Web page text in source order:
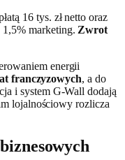
16 tys. zł netto oraz
1,5% marketing. Zwrot
energii
franczyzowych, a do
i system G‑Wall dodają
lojalnościowy rozlicza